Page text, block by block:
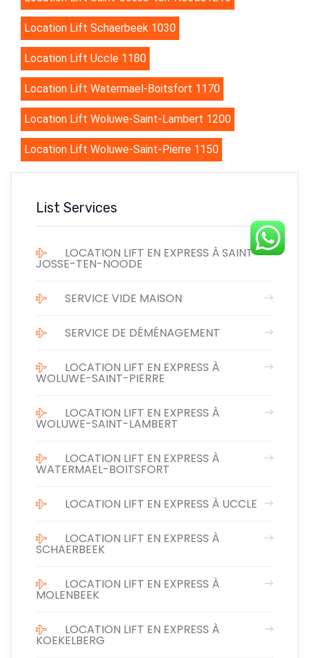
Location Lift Schaerbeek 1030
Location Lift Uccle 1180
Location Lift Watermael-Boitsfort 1170
Location Lift Woluwe-Saint-Lambert 1200
Location Lift Woluwe-Saint-Pierre 1150
List Services
LOCATION LIFT EN EXPRESS À SAINT-
JOSSE-TEN-NOODE
SERVICE VIDE MAISON
SERVICE DE DÉMÉNAGEMENT
LOCATION LIFT EN EXPRESS À
WOLUWE-SAINT-PIERRE
LOCATION LIFT EN EXPRESS À
WOLUWE-SAINT-LAMBERT
LOCATION LIFT EN EXPRESS À
WATERMAEL-BOITSFORT
LOCATION LIFT EN EXPRESS À UCCLE
LOCATION LIFT EN EXPRESS À
SCHAERBEEK
LOCATION LIFT EN EXPRESS À
MOLENBEEK
LOCATION LIFT EN EXPRESS À
KOEKELBERG